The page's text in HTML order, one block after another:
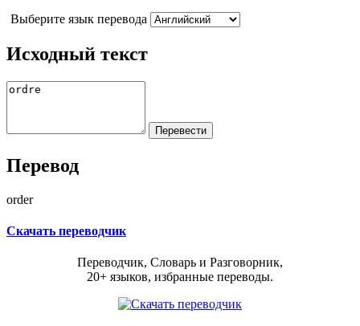
Выберите язык перевода
Исходный текст
Перевод
order
Скачать переводчик
Переводчик, Словарь и Разговорник,
20+ языков, избранные переводы.